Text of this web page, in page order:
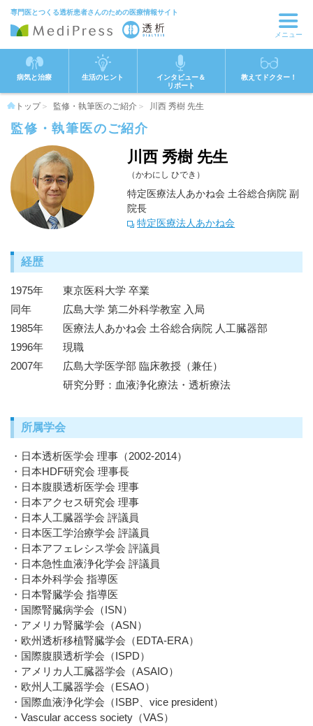
専門医とつくる透析患者さんのための医療情報サイト
メニュー
病気と治療 生活のヒント
インタビュー＆
リポート
教えてドクター！
トップ 監修・執筆医のご紹介 川西 秀樹 先生
監修・執筆医のご紹介
川西 秀樹 先生
かわにし ひでき
特定医療法人あかね会 土谷総合病院 副
院長
特定医療法人あかね会
経歴
1975年
東京医科大学 卒業
同年
広島大学 第二外科学教室 入局
1985年
医療法人あかね会 土谷総合病院 人工臓器部
1996年
現職
2007年
広島大学医学部 臨床教授（兼任）
研究分野：血液浄化療法・透析療法
所属学会
日本透析医学会 理事（2002-2014）
日本HDF研究会 理事長
日本腹膜透析医学会 理事
日本アクセス研究会 理事
日本人工臓器学会 評議員
日本医工学治療学会 評議員
日本アフェレシス学会 評議員
日本急性血液浄化学会 評議員
日本外科学会 指導医
日本腎臓学会 指導医
国際腎臓病学会（ISN）
アメリカ腎臓学会（ASN）
欧州透析移植腎臓学会（EDTA-ERA）
国際腹膜透析学会（ISPD）
アメリカ人工臓器学会（ASAIO）
欧州人工臓器学会（ESAO）
国際血液浄化学会（ISBP、vice president）
Vascular access society（VAS）